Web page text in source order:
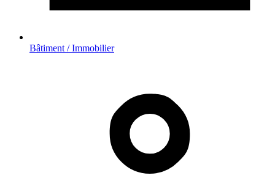
Bâtiment / Immobilier